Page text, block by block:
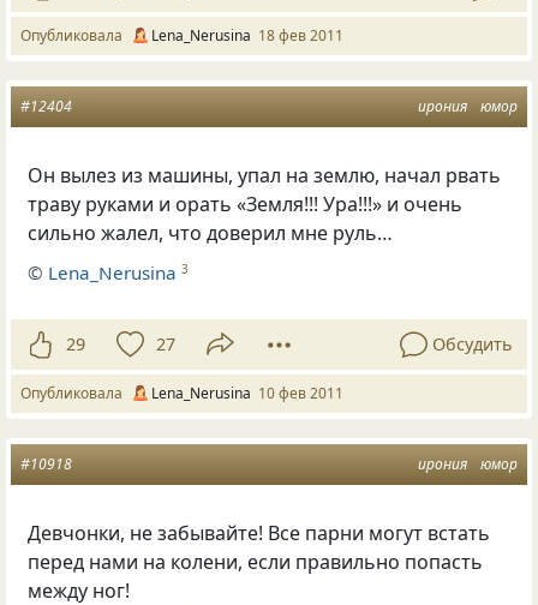
Опубликовала Lena_Nerusina 18 фев 2011
ирония юмор
#12404
Он вылез из машины, упал на землю, начал рвать
траву руками и орать «Земля!!! Ура!!!» и очень
сильно жалел, что доверил мне руль…
© Lena_Nerusina 3
29 27 Обсудить
Опубликовала Lena_Nerusina 10 фев 2011
ирония юмор
#10918
Девчонки, не забывайте! Bсе парни могут встать
перед нами на колени, если правильно попасть
между ног!